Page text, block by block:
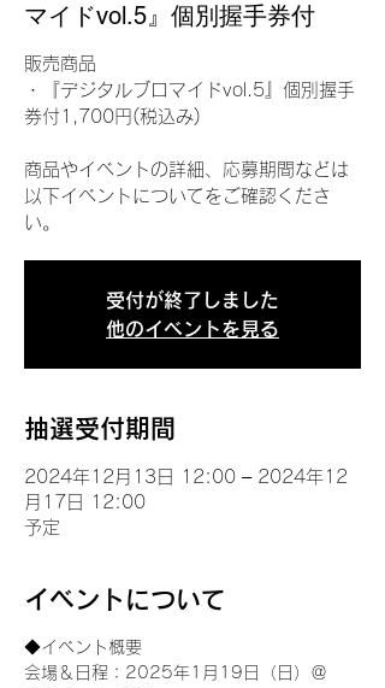
マイドvol.5』個別握手券付
販売商品
・『デジタルブロマイドvol.5』個別握手
券付1,700円(税込み)
商品やイベントの詳細、応募期間などは
以下イベントについてをご確認くださ
い。
受付が終了しました
他のイベントを見る
抽選受付期間
2024年12月13日 12:00 – 2024年12
月17日 12:00
予定
イベントについて
◆イベント概要
会場＆日程：2025年1月19日（日）＠